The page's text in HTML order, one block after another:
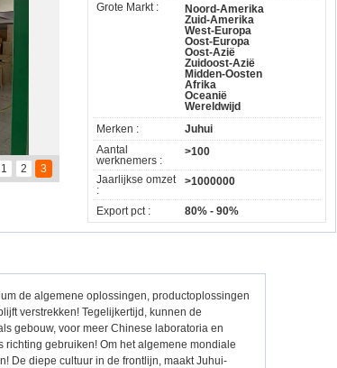
1 2 3
Grote Markt :
Noord-Amerika
Zuid-Amerika
West-Europa
Oost-Europa
Oost-Azië
Zuidoost-Azië
Midden-Oosten
Afrika
Oceanië
Wereldwijd
Merken :
Juhui
Aantal
werknemers :
>100
Jaarlijkse omzet
:
>1000000
Export pct : 80% - 90%
de algemene oplossingen, productoplossingen
verstrekken! Tegelijkertijd, kunnen de
gebouw, voor meer Chinese laboratoria en
gebruiken! Om het algemene mondiale
De diepe cultuur in de frontlijn, maakt Juhui-